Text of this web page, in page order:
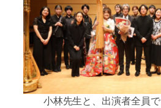
小林先生と、出演者全員